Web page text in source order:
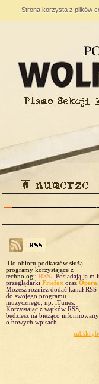
Strona korzysta z plików
Do obioru podkastów służą
programy korzystające z
technologii RSS.
Posiadają ją
przeglądarki Friefox oraz Opera
Możesz rożnieź dodać kanał RSS
do swojego programu
muzycznego, np. iTunes.
Korzystając z wątków RSS,
będziesz na bieżąco informowany
o nowych wpisach.